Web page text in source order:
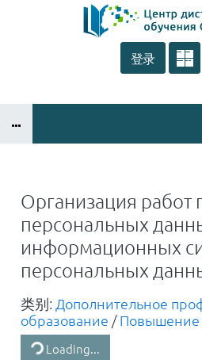
登录
Организация работ
персональных
информационных
персональных
类别: Дополнительное
образование /Повышение
Loading...